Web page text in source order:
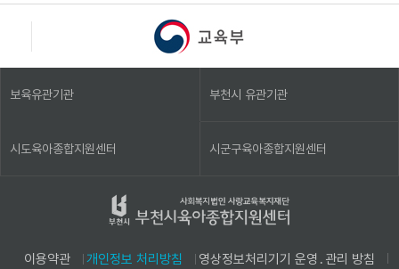
보육유관기관 부천시 유관기관
시도육아종합지원센터 시군구육아종합지원센터
이용약관 개인정보 처리방침
영상정보처리기기 운영․관리 방침